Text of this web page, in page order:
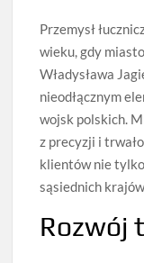
Przemysł
wieku, gdy
Władysława
nieodłącznym
wojsk polskich.
z precyzji i
klientów nie
sąsiednich
Rozwój